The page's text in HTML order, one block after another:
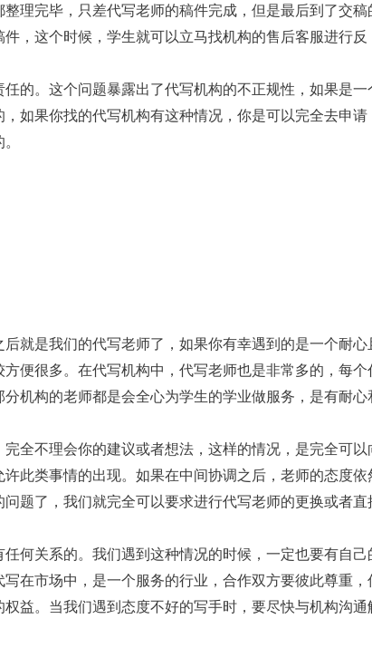
理完毕，只差代写老师的稿件完成，但是最后到了交稿
，这个时候，学生就可以立马找机构的售后客服进行反
的。这个问题暴露出了代写机构的不正规性，如果是一
如果你找的代写机构有这种情况，你是可以完全去申请
就是我们的代写老师了，如果你有幸遇到的是一个耐心
便很多。在代写机构中，代写老师也是非常多的，每个
机构的老师都是会全心为学生的学业做服务，是有耐心
全不理会你的建议或者想法，这样的情况，是完全可以
此类事情的出现。如果在中间协调之后，老师的态度依
题了，我们就完全可以要求进行代写老师的更换或者直
何关系的。我们遇到这种情况的时候，一定也要有自己
在市场中，是一个服务的行业，合作双方要彼此尊重，
益。当我们遇到态度不好的写手时，要尽快与机构沟通